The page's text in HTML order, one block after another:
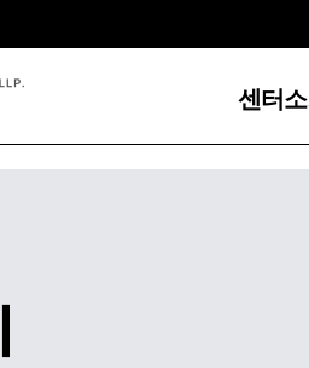
센터